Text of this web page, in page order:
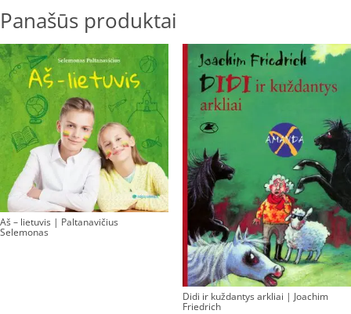
Panašūs produktai
Aš – lietuvis | Paltanavičius
Selemonas
Didi ir kuždantys arkliai | Joachim
Friedrich